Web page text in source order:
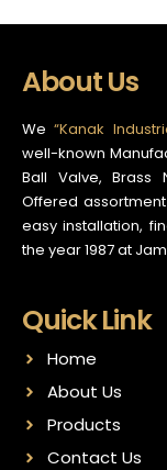
About Us
We“Kanak
well-known
Ball Valve, Brass
Offered
easy installation,
the year 1987 at
Quick Link
Home
About Us
Products
Contact Us